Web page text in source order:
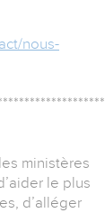
nous-
ministères
le plus
d’alléger